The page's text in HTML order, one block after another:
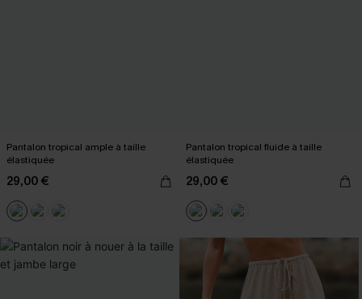
Pantalon tropical ample à taille
élastiquée
29,00 €
Pantalon tropical fluide à taille
élastiquée
29,00 €